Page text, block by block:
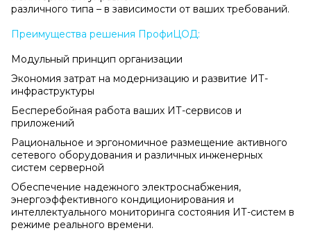
различного типа – в зависимости от ваших требований.
Преимущества решения ПрофиЦОД:
Модульный принцип организации
Экономия затрат на модернизацию и развитие ИТ-
инфраструктуры
Бесперебойная работа ваших ИТ-сервисов и
приложений
Рациональное и эргономичное размещение активного
сетевого оборудования и различных инженерных
систем серверной
Обеспечение надежного электроснабжения,
энергоэффективного кондиционирования и
интеллектуального мониторинга состояния ИТ-систем в
режиме реального времени.